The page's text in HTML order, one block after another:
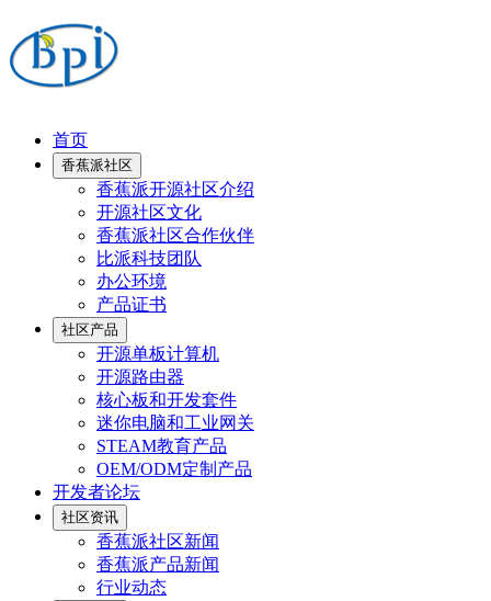
首页
香蕉派社区
香蕉派开源社区介绍
开源社区文化
香蕉派社区合作伙伴
比派科技团队
办公环境
产品证书
社区产品
开源单板计算机
开源路由器
核心板和开发套件
迷你电脑和工业网关
STEAM教育产品
OEM/ODM定制产品
开发者论坛
社区资讯
香蕉派社区新闻
香蕉派产品新闻
行业动态